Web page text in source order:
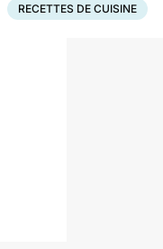
RECETTES DE CUISINE